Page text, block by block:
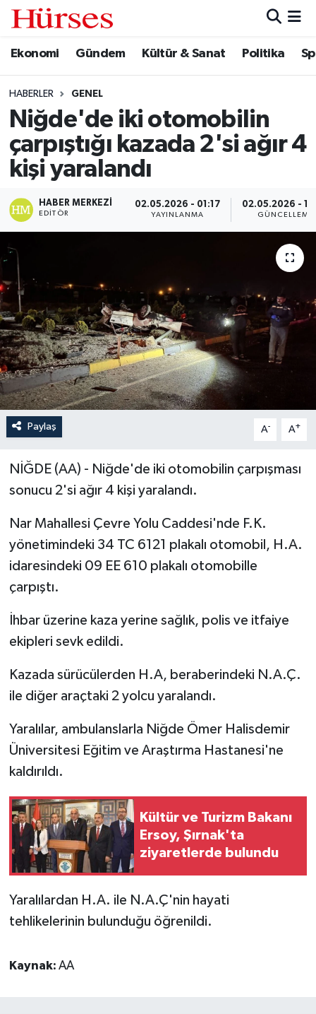
Ekonomi Gündem Kültür & Sanat Politika
HABERLER GENEL
Niğde'de iki otomobilin
çarpıştığı kazada 2'si ağır 4
kişi yaralandı
HABER MERKEZI
EDITÖR
02.05.2026 - 01:17
YAYINLANMA
02.05.2026 -
GÜNCELLEME
Paylaş A- A+
NİĞDE (AA) - Niğde'de iki otomobilin çarpışması
sonucu 2'si ağır 4 kişi yaralandı.
Nar Mahallesi Çevre Yolu Caddesi'nde F.K.
yönetimindeki 34 TC 6121 plakalı otomobil, H.A.
idaresindeki 09 EE 610 plakalı otomobille
çarpıştı.
İhbar üzerine kaza yerine sağlık, polis ve itfaiye
ekipleri sevk edildi.
Kazada sürücülerden H.A, beraberindeki N.A.Ç.
ile diğer araçtaki 2 yolcu yaralandı.
Yaralılar, ambulanslarla Niğde Ömer Halisdemir
Üniversitesi Eğitim ve Araştırma Hastanesi'ne
kaldırıldı.
Kültür ve Turizm Bakanı
Ersoy, Şırnak'ta
ziyaretlerde bulundu
Yaralılardan H.A. ile N.A.Ç'nin hayati
tehlikelerinin bulunduğu öğrenildi.
Kaynak: AA
Ekonomi
Gündem
Kültür & Sanat
Politika
Spor
Turizm
Hava Durumu
Trafik Durumu
Süper Lig Puan Durumu ve Fikstür
Tüm Manşetler
Son Dakika Haberleri
Haber Arşivi